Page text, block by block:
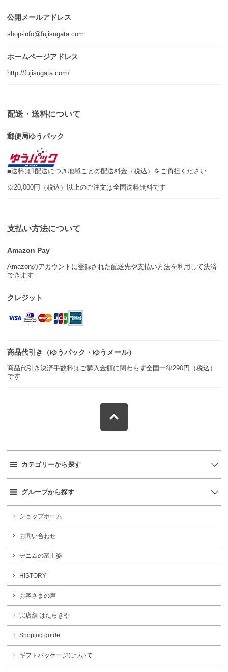
公開メールアドレス
shop-info@fujisugata.com
ホームページアドレス
http://fujisugata.com/
配送・送料について
郵便局ゆうパック
■送料は1配送につき地域ごとの配送料金（税込）をご負担ください
※20,000円（税込）以上のご注文は全国送料無料です
支払い方法について
Amazon Pay
Amazonのアカウントに登録された配送先や支払い方法を利用して決済
できます
クレジット
商品代引き（ゆうパック・ゆうメール）
商品代引き決済手数料はご購入金額に関わらず全国一律290円（税込）
です
カテゴリーから探す
グループから探す
ショップホーム
お問い合わせ
デニムの富士姿
HISTORY
お客さまの声
実店舗 はたらきや
Shoping guide
ギフトパッケージについて